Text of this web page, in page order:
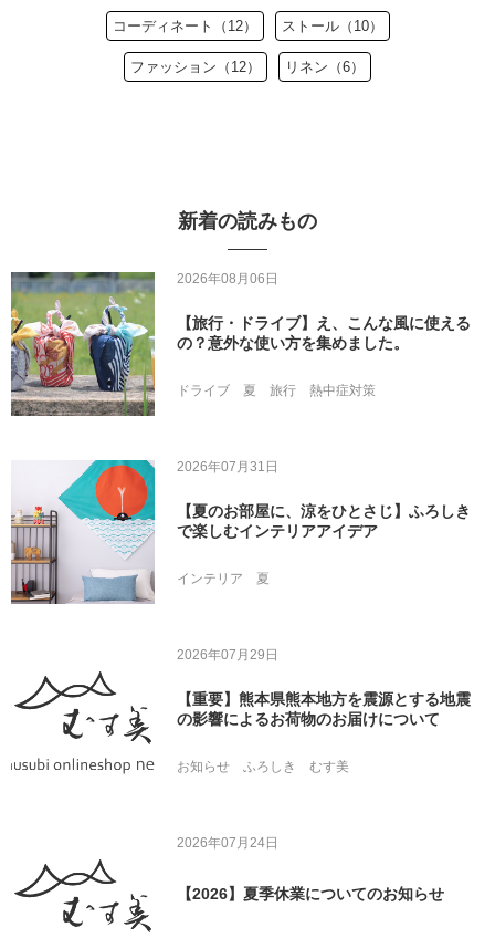
コーディネート（12） ストール（10）
ファッション（12） リネン（6）
新着の読みもの
2026年08月06日
【旅行・ドライブ】え、こんな風に使える
の？意外な使い方を集めました。
ドライブ 夏 旅行 熱中症対策
2026年07月31日
【夏のお部屋に、涼をひとさじ】ふろしき
で楽しむインテリアアイデア
インテリア 夏
2026年07月29日
【重要】熊本県熊本地方を震源とする地震
の影響によるお荷物のお届けについて
お知らせ ふろしき むす美
2026年07月24日
【2026】夏季休業についてのお知らせ